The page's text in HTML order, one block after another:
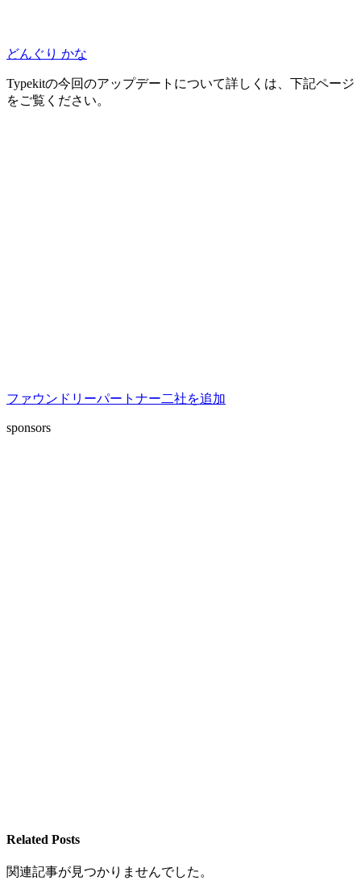
どんぐり かな
Typekitの今回のアップデートについて詳しくは、下記ページ
をご覧ください。
ファウンドリーパートナー二社を追加
sponsors
Related Posts
関連記事が見つかりませんでした。